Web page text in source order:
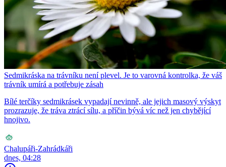
Sedmikráska na trávníku není plevel. Je to varovná kontrolka, že váš
trávník umírá a potřebuje zásah
Bílé terčíky sedmikrásek vypadají nevinně, ale jejich masový výskyt
prozrazuje, že tráva ztrácí sílu, a příčin bývá víc než jen chybějící
hnojivo.
Chalupáři-Zahrádkáři
dnes, 04:28